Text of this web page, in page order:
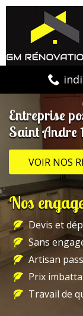
Entreprise
Saint Andre
VOIR NOS
Nos
Devis et
Sans
Artisan
Prix
Travail de